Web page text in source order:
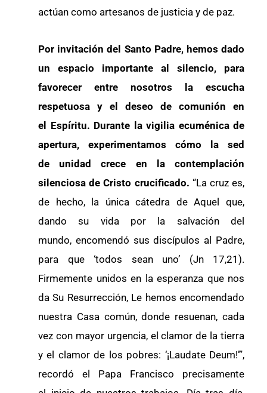
actúan como artesanos de justicia y de paz.
Por invitación del Santo Padre, hemos dado
un espacio importante al silencio, para
favorecer entre nosotros la escucha
respetuosa y el deseo de comunión en
el Espíritu. Durante la vigilia ecuménica de
apertura, experimentamos cómo la sed
de unidad crece en la contemplación
silenciosa de Cristo crucificado. “La cruz es,
de hecho, la única cátedra de Aquel que,
dando su vida por la salvación del
mundo, encomendó sus discípulos al Padre,
para que ‘todos sean uno’ (Jn 17,21).
Firmemente unidos en la esperanza que nos
da Su Resurrección, Le hemos encomendado
nuestra Casa común, donde resuenan, cada
vez con mayor urgencia, el clamor de la tierra
y el clamor de los pobres: ‘¡Laudate Deum!’”,
recordó el Papa Francisco precisamente